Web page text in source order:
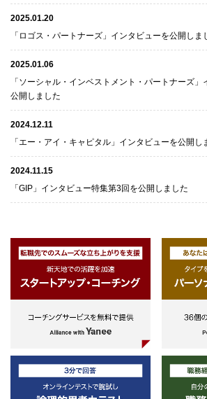
2025.01.20
「ロゴス・パートナーズ」インタビューを公開しま
2025.01.06
「ソーシャル・インベストメント・パートナーズ
公開しました
2024.12.11
「エー・アイ・キャピタル」インタビューを公開し
2024.11.15
「GIP」インタビュー特集第3回を公開しました